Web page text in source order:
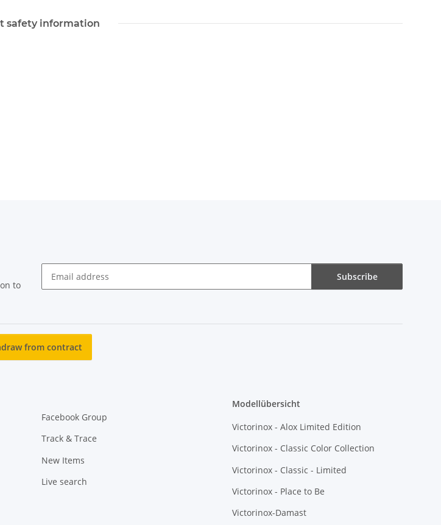
safety information
to
Subscribe
from contract
Facebook Group
Track & Trace
New Items
Live search
Modellübersicht
Victorinox - Alox Limited Edition
Victorinox - Classic Color Collection
Victorinox - Classic - Limited
Victorinox - Place to Be
Victorinox-Damast